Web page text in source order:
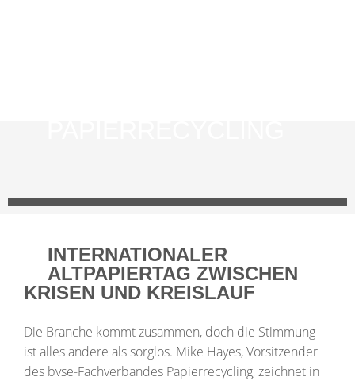
INTERNATIONALER
ALTPAPIERTAG ZWISCHEN
KRISEN UND KREISLAUF
Die Branche kommt zusammen, doch die Stimmung
ist alles andere als sorglos. Mike Hayes, Vorsitzender
des bvse-Fachverbandes Papierrecycling, zeichnet in